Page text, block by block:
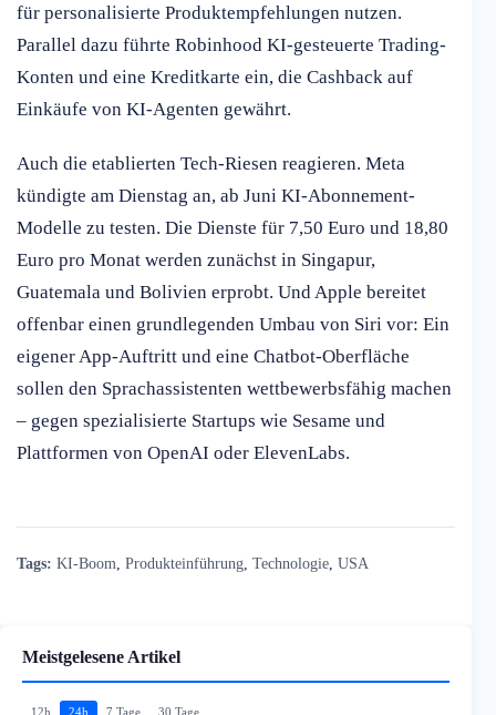
für personalisierte Produktempfehlungen nutzen.
Parallel dazu führte Robinhood KI-gesteuerte Trading-
Konten und eine Kreditkarte ein, die Cashback auf
Einkäufe von KI-Agenten gewährt.
Auch die etablierten Tech-Riesen reagieren. Meta
kündigte am Dienstag an, ab Juni KI-Abonnement-
Modelle zu testen. Die Dienste für 7,50 Euro und 18,80
Euro pro Monat werden zunächst in Singapur,
Guatemala und Bolivien erprobt. Und Apple bereitet
offenbar einen grundlegenden Umbau von Siri vor: Ein
eigener App-Auftritt und eine Chatbot-Oberfläche
sollen den Sprachassistenten wettbewerbsfähig machen
– gegen spezialisierte Startups wie Sesame und
Plattformen von OpenAI oder ElevenLabs.
Tags: KI-Boom Produkteinführung Technologie USA
Meistgelesene Artikel
12h 24h 7 Tage 30 Tage